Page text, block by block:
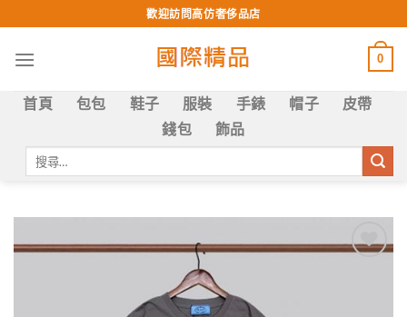
to
content
歡迎訪問高仿奢侈品店
0
首頁 包包 鞋子 服裝 手錶 帽子
皮帶
錢包
飾品